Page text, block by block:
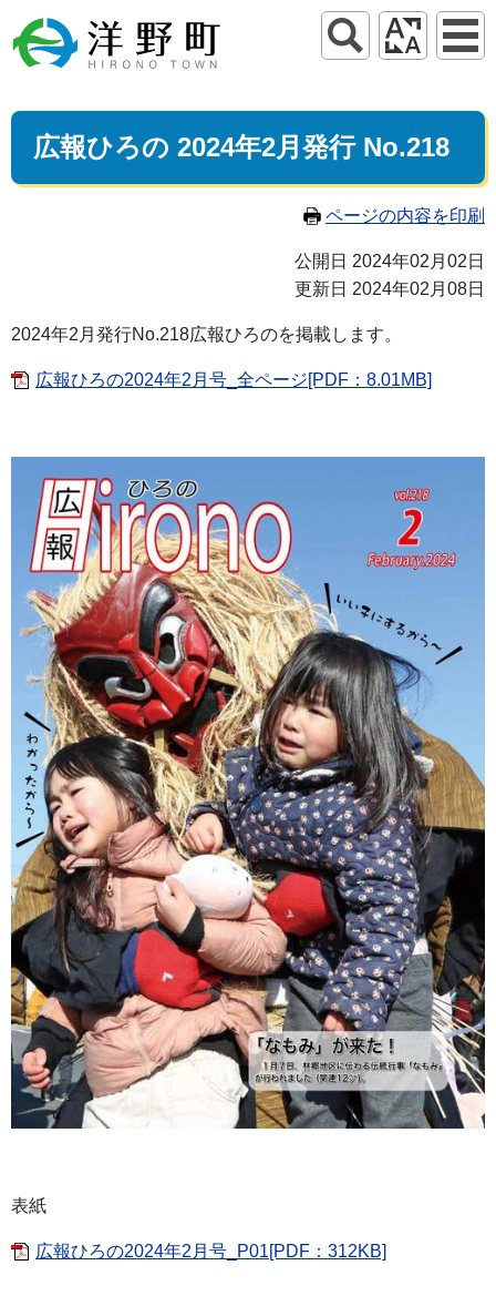
広報ひろの 2024年2月発行 No.218
ページの内容を印刷
公開日 2024年02月02日
更新日 2024年02月08日
2024年2月発行No.218広報ひろのを掲載します。
広報ひろの2024年2月号_全ページ[PDF：8.01MB]
表紙
広報ひろの2024年2月号_P01[PDF：312KB]